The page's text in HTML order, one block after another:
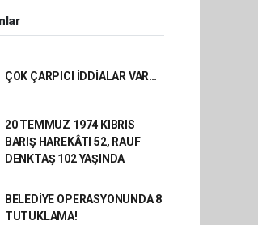
ÇOK ÇARPICI İDDİALAR VAR…
20 TEMMUZ 1974 KIBRIS
BARIŞ HAREKÂTI 52, RAUF
DENKTAŞ 102 YAŞINDA
BELEDİYE OPERASYONUNDA 8
TUTUKLAMA!